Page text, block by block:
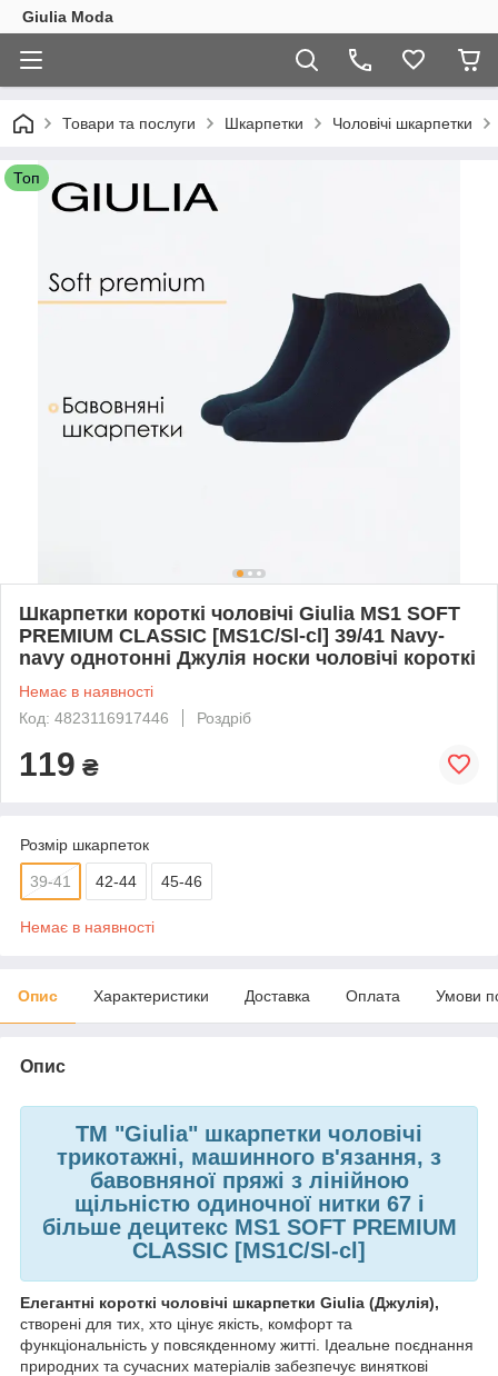
Giulia Moda
Товари та послуги Шкарпетки Чоловічі шкарпетки
Топ
Шкарпетки короткі чоловічі Giulia MS1 SOFT
PREMIUM CLASSIC [MS1C/Sl-cl] 39/41 Navy-
navy однотонні Джулія носки чоловічі короткі
Немає в наявності
Код: 4823116917446
Роздріб
119 ₴
Розмір шкарпеток
39-41 42-44 45-46
Немає в наявності
Опис Характеристики Доставка Оплата Умови
Опис
ТМ "Giulia" шкарпетки чоловічі
трикотажні, машинного в'язання, з
бавовняної пряжі з лінійною
щільністю одиночної нитки 67 і
більше децитекс MS1 SOFT PREMIUM
CLASSIC [MS1C/Sl-cl]
Елегантні короткі чоловічі шкарпетки Giulia (Джулія),
створені для тих, хто цінує якість, комфорт та
функціональність у повсякденному житті. Ідеальне поєднання
природних та сучасних матеріалів забезпечує виняткові